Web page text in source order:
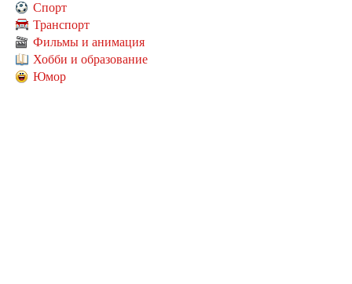
Спорт
Транспорт
Фильмы и анимация
Хобби и образование
Юмор